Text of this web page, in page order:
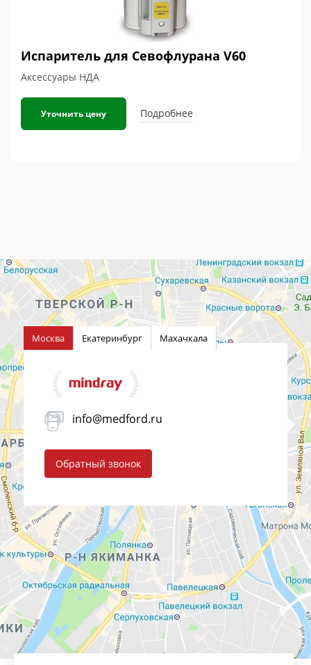
Испаритель для Севофлурана V60
Аксессуары НДА
Уточнить цену Подробнее
Москва Екатеринбург Махачкала
info@medford.ru
Обратный звонок